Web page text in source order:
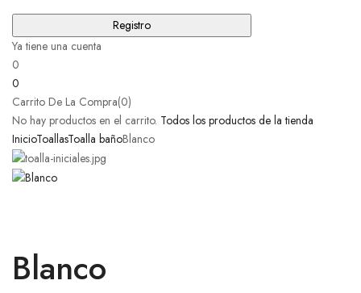
Ya tiene una cuenta
0
0
Carrito De La Compra(0)
No hay productos en el carrito. Todos los productos de la tienda
InicioToallasToalla bañoBlanco
Blanco